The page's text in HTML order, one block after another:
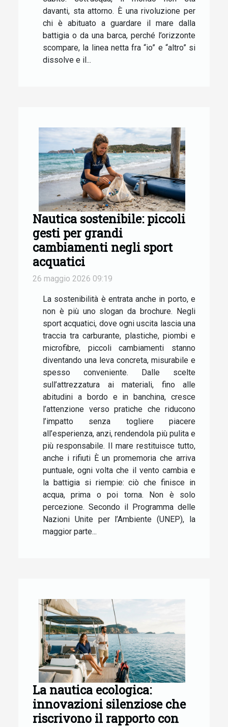
davanti, sta attorno. È una rivoluzione per
chi è abituato a guardare il mare dalla
battigia o da una barca, perché l’orizzonte
scompare, la linea netta fra “io” e “altro” si
dissolve e il...
Nautica sostenibile: piccoli
gesti per grandi
cambiamenti negli sport
acquatici
26 maggio 2026 09:19
La sostenibilità è entrata anche in porto, e
non è più uno slogan da brochure. Negli
sport acquatici, dove ogni uscita lascia una
traccia tra carburante, plastiche, piombi e
microfibre, piccoli cambiamenti stanno
diventando una leva concreta, misurabile e
spesso conveniente. Dalle scelte
sull’attrezzatura ai materiali, fino alle
abitudini a bordo e in banchina, cresce
l’attenzione verso pratiche che riducono
l’impatto senza togliere piacere
all’esperienza, anzi, rendendola più pulita e
più responsabile. Il mare restituisce tutto,
anche i rifiuti È un promemoria che arriva
puntuale, ogni volta che il vento cambia e
la battigia si riempie: ciò che finisce in
acqua, prima o poi torna. Non è solo
percezione. Secondo il Programma delle
Nazioni Unite per l’Ambiente (UNEP), la
maggior parte...
La nautica ecologica:
innovazioni silenziose che
riscrivono il rapporto con